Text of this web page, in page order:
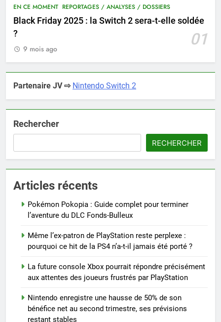
EN CE MOMENT REPORTAGES / ANALYSES / DOSSIERS
Black Friday 2025 : la Switch 2 sera-t-elle soldée
?
01
9 mois ago
Partenaire JV ⇨ Nintendo Switch 2
Rechercher
RECHERCHER
Articles récents
Pokémon Pokopia : Guide complet pour terminer
l’aventure du DLC Fonds-Bulleux
Même l’ex-patron de PlayStation reste perplexe :
pourquoi ce hit de la PS4 n’a-t-il jamais été porté ?
La future console Xbox pourrait répondre précisément
aux attentes des joueurs frustrés par PlayStation
Nintendo enregistre une hausse de 50% de son
bénéfice net au second trimestre, ses prévisions
restant stables